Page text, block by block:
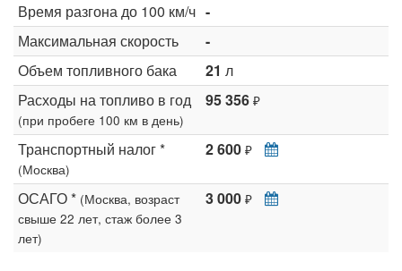
Время разгона до 100 км/ч -
Максимальная скорость
-
Объем топливного бака
21 л
Расходы на топливо в год
(при пробеге 100 км в день)
95 356 ₽
Транспортный налог *
(Москва)
2 600 ₽
ОСАГО * (Москва, возраст
свыше 22 лет, стаж более 3
лет)
3 000 ₽